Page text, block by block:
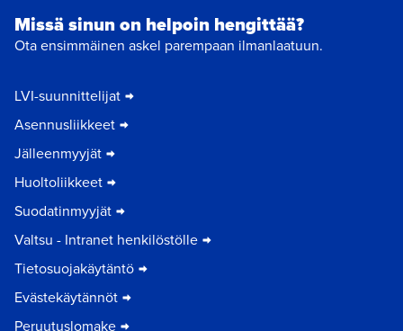
Missä sinun on helpoin hengittää?
Ota ensimmäinen askel parempaan ilmanlaatuun.
LVI-suunnittelijat
Asennusliikkeet
Jälleenmyyjät
Huoltoliikkeet
Suodatinmyyjät
Valtsu - Intranet henkilöstölle
Tietosuojakäytäntö
Evästekäytännöt
Peruutuslomake